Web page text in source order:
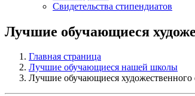
Свидетельства стипендиатов
Лучшие обучающиеся
Главная страница
Лучшие обучающиеся нашей школы
Лучшие обучающиеся художественного